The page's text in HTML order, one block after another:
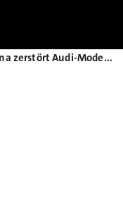
Unwetter in China zerstört Audi-Modelle im Wert von 17 Millionen US-Dollar